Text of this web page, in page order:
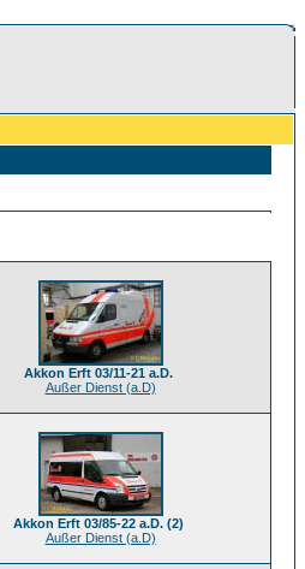
Akkon Erft 03/11-21 a.D.
Außer Dienst (a.D)
Akkon Erft 03/85-22 a.D. (2)
Außer Dienst (a.D)